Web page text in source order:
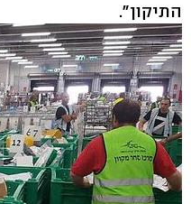
התיקון".